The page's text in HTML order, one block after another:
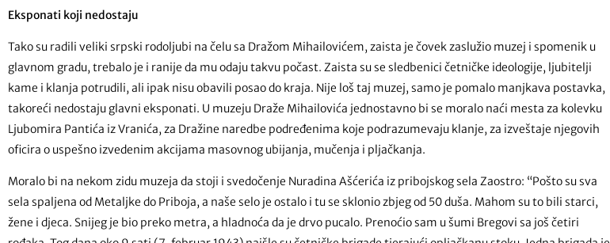
Eksponati koji nedostaju
Tako su radili veliki srpski rodoljubi na čelu sa Dražom Mihailovićem, zaista je čovek zaslužio muzej i spomenik u
glavnom gradu, trebalo je i ranije da mu odaju takvu počast. Zaista su se sledbenici četničke ideologije, ljubitelji
kame i klanja potrudili, ali ipak nisu obavili posao do kraja. Nije loš taj muzej, samo je pomalo manjkava postavka,
takoreći nedostaju glavni eksponati. U muzeju Draže Mihailovića jednostavno bi se moralo naći mesta za kolevku
Ljubomira Pantića iz Vranića, za Dražine naredbe podređenima koje podrazumevaju klanje, za izveštaje njegovih
oficira o uspešno izvedenim akcijama masovnog ubijanja, mučenja i pljačkanja.
Moralo bi na nekom zidu muzeja da stoji i svedočenje Nuradina Ašćerića iz pribojskog sela Zaostro: “Pošto su sva
sela spaljena od Metaljke do Priboja, a naše selo je ostalo i tu se sklonio zbjeg od 50 duša. Mahom su to bili starci,
žene i djeca. Snijeg je bio preko metra, a hladnoća da je drvo pucalo. Prenoćio sam u šumi Bregovi sa još četiri